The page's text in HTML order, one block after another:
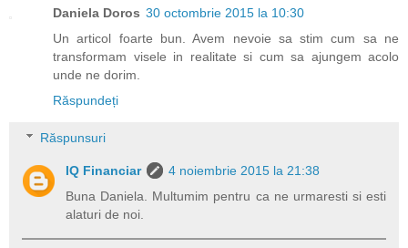
Daniela Doros 30 octombrie 2015 la 10:30
Un articol foarte bun. Avem nevoie sa stim cum sa ne
transformam visele in realitate si cum sa ajungem acolo
unde ne dorim.
Răspundeți
Răspunsuri
IQ Financiar
4 noiembrie 2015 la 21:38
Buna Daniela. Multumim pentru ca ne urmaresti si esti
alaturi de noi.